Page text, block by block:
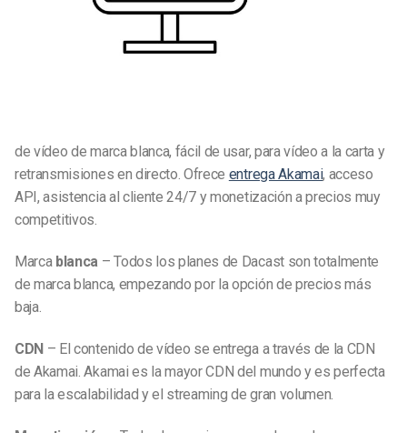
de vídeo de marca blanca, fácil de usar, para vídeo a la carta y
retransmisiones en directo. Ofrece entrega Akamai, acceso
API, asistencia al cliente 24/7 y monetización a precios muy
competitivos.
Marca blanca – Todos los planes de Dacast son totalmente
de marca blanca, empezando por la opción de precios más
baja.
CDN – El contenido de vídeo se entrega a través de la CDN
de Akamai. Akamai es la mayor CDN del mundo y es perfecta
para la escalabilidad y el streaming de gran volumen.